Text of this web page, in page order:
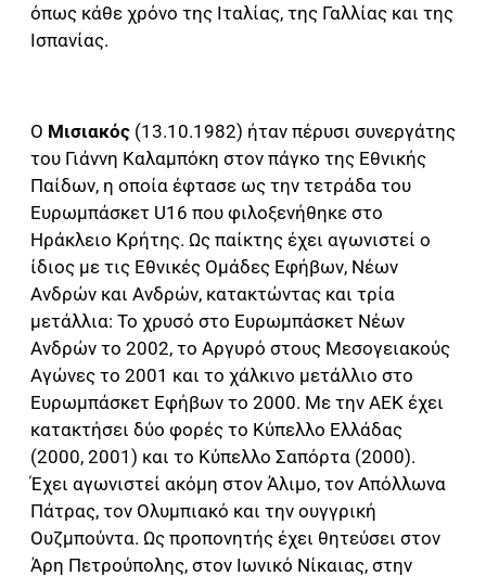
όπως κάθε χρόνο της Ιταλίας, της Γαλλίας και της
Ισπανίας.
Ο Μισιακός (13.10.1982) ήταν πέρυσι συνεργάτης
του Γιάννη Καλαμπόκη στον πάγκο της Εθνικής
Παίδων, η οποία έφτασε ως την τετράδα του
Ευρωμπάσκετ U16 που φιλοξενήθηκε στο
Ηράκλειο Κρήτης. Ως παίκτης έχει αγωνιστεί ο
ίδιος με τις Εθνικές Ομάδες Εφήβων, Νέων
Ανδρών και Ανδρών, κατακτώντας και τρία
μετάλλια: Το χρυσό στο Ευρωμπάσκετ Νέων
Ανδρών το 2002, το Αργυρό στους Μεσογειακούς
Αγώνες το 2001 και το χάλκινο μετάλλιο στο
Ευρωμπάσκετ Εφήβων το 2000. Με την ΑΕΚ έχει
κατακτήσει δύο φορές το Κύπελλο Ελλάδας
(2000, 2001) και το Κύπελλο Σαπόρτα (2000).
Έχει αγωνιστεί ακόμη στον Άλιμο, τον Απόλλωνα
Πάτρας, τον Ολυμπιακό και την ουγγρική
Ουζμπούντα. Ως προπονητής έχει θητεύσει στον
Άρη Πετρούπολης, στον Ιωνικό Νίκαιας, στην